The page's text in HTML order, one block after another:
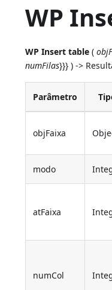
WP
WP Insert table (
numFilas}}} ) ->
Parâmetro
objFaixa
modo
atFaixa
numCol